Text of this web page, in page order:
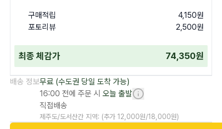
구매적립 4,150원
포토리뷰
2,500원
최종 체감가 74,350원
배송 정보무료 (수도권 당일 도착 가능)
16:00 전에 주문 시 오늘 출발
직접배송
제주도/도서산간 지역: (추가 12,000원/18,000원)